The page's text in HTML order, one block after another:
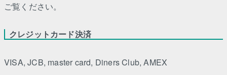
ご覧ください。
クレジットカード決済
VISA, JCB, master card, Diners Club, AMEX